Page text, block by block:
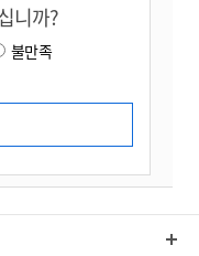
니까?
불만족